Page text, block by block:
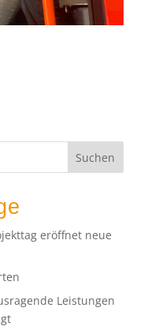
eröffnet neue
Leistungen